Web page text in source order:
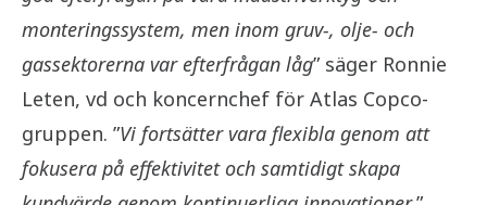
monteringssystem, men inom gruv-, olje- och
gassektorerna var efterfrågan låg” säger Ronnie
Leten, vd och koncernchef för Atlas Copco-
gruppen. ”Vi fortsätter vara flexibla genom att
fokusera på effektivitet och samtidigt skapa